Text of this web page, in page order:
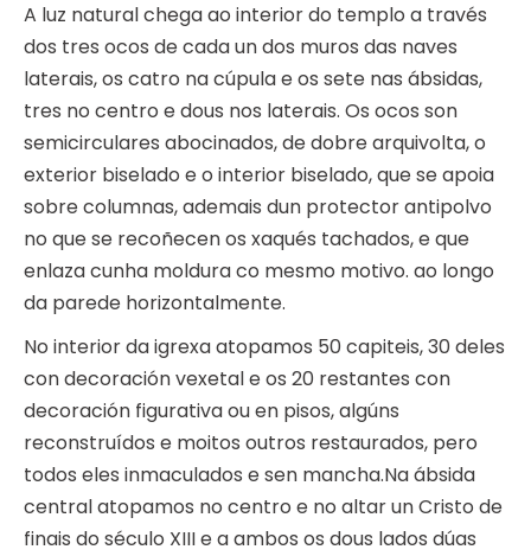
A luz natural chega ao interior do templo a través
dos tres ocos de cada un dos muros das naves
laterais, os catro na cúpula e os sete nas ábsidas,
tres no centro e dous nos laterais. Os ocos son
semicirculares abocinados, de dobre arquivolta, o
exterior biselado e o interior biselado, que se apoia
sobre columnas, ademais dun protector antipolvo
no que se recoñecen os xaqués tachados, e que
enlaza cunha moldura co mesmo motivo. ao longo
da parede horizontalmente.
No interior da igrexa atopamos 50 capiteis, 30 deles
con decoración vexetal e os 20 restantes con
decoración figurativa ou en pisos, algúns
reconstruídos e moitos outros restaurados, pero
todos eles inmaculados e sen mancha.Na ábsida
central atopamos no centro e no altar un Cristo de
finais do século XIII e a ambos os dous lados dúas